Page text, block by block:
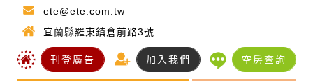
ete@ete.com.tw
宜蘭縣羅東鎮倉前路3號
刊登廣告 加入我們 空房查詢